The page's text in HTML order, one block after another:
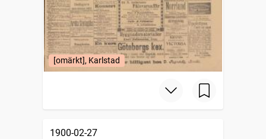
[omärkt], Karlstad
1900-02-27